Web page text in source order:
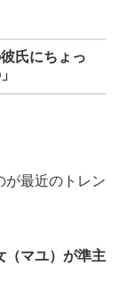
氏にちょっ
が最近のトレン
（マユ）が準主